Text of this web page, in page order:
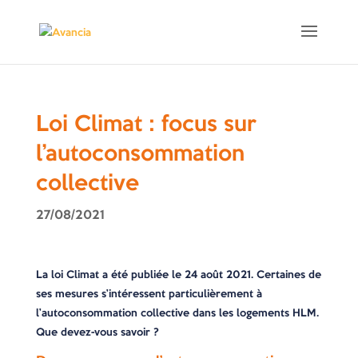
Loi Climat : focus sur
l’autoconsommation
collective
27/08/2021
La loi Climat a été publiée le 24 août 2021. Certaines de
ses mesures s’intéressent particulièrement à
l’autoconsommation collective dans les logements HLM.
Que devez-vous savoir ?